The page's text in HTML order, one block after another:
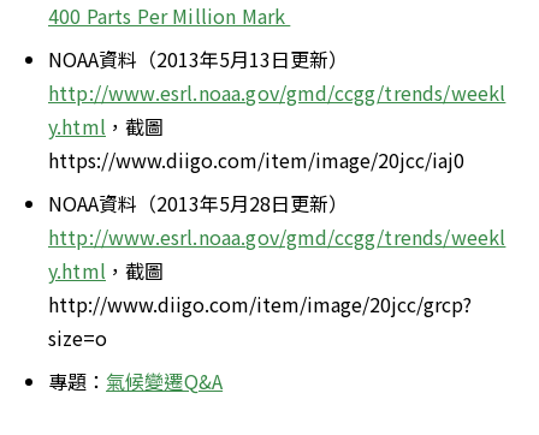
400 Parts Per Million Mark
http://www.esrl.noaa.gov/gmd/ccgg/trends/weekl
y.html ，截圖
https://www.diigo.com/item/image/20jcc/iaj0
http://www.esrl.noaa.gov/gmd/ccgg/trends/weekl
y.html ，截圖
http://www.diigo.com/item/image/20jcc/grcp?
size=o
專題： 氣候變遷Q&A